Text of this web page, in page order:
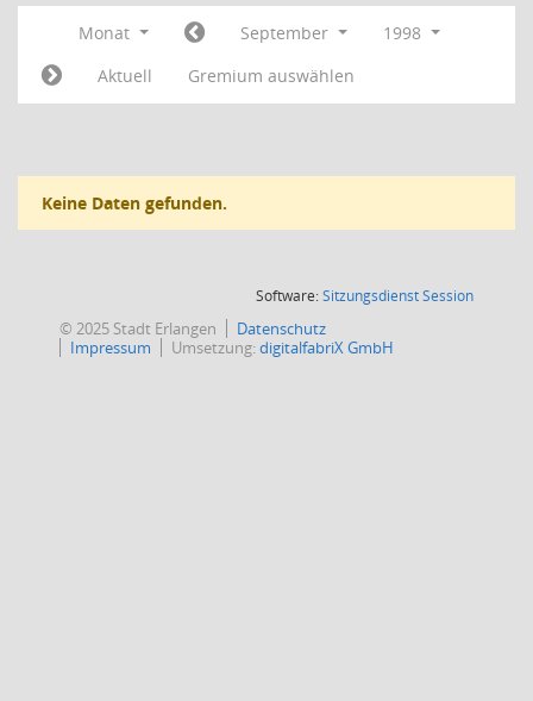
Monat September
1998
Aktuell
Gremium auswählen
Keine Daten gefunden.
Software:SitzungsdienstSession(Wird in
© 2025 Stadt Erlangen
Datenschutz
Impressum
Umsetzung:digitalfabriX GmbH